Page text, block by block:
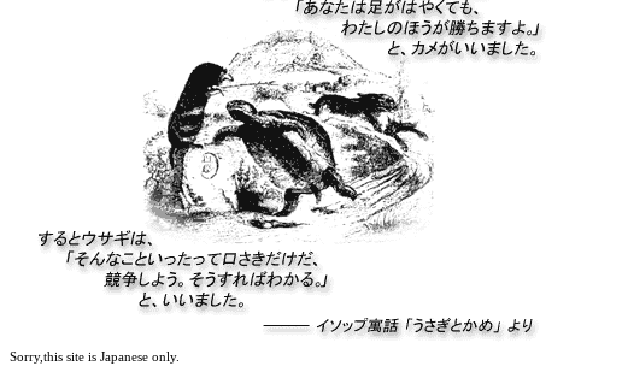
Sorry,this site is Japanese only.